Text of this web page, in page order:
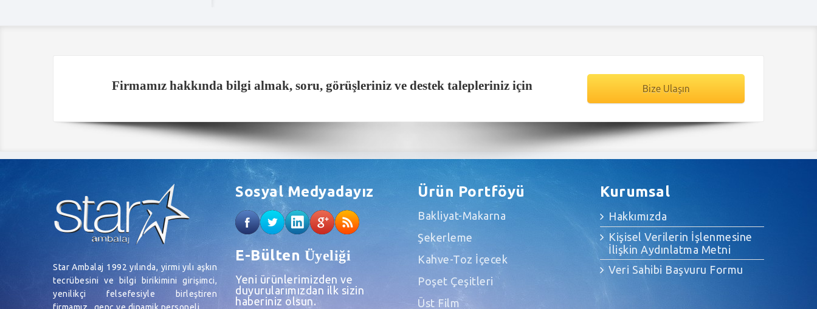
Firmamız hakkında bilgi almak, soru, görüşleriniz ve destek talepleriniz için Bize Ulaşın
Star Ambalaj 1992 yılında, yirmi yılı aşkın
tecrübesini ve bilgi birikimini girişimci,
yenilikçi felsefesiyle birleştiren
Sosyal Medyadayız
E-Bülten Üyeliği
Yeni ürünlerimizden ve
duyurularımızdan ilk sizin
haberiniz olsun.
Ürün Portföyü
Bakliyat-Makarna
Şekerleme
Kahve-Toz İçecek
Poşet Çeşitleri
Üst Film
Kurumsal
Hakkımızda
Kişisel Verilerin İşlenmesine
İlişkin Aydınlatma Metni
Veri Sahibi Başvuru Formu